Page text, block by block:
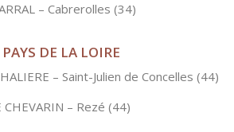
– Cabrerolles (34)
DE LA LOIRE
– Saint-Julien de Concelles (44)
CHEVARIN – Rezé (44)